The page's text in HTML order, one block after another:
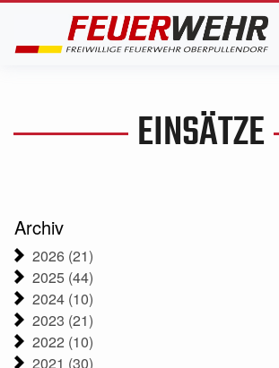
EINSÄTZE
Archiv
2026 (21)
2025 (44)
2024 (10)
2023 (21)
2022 (10)
2021 (30)